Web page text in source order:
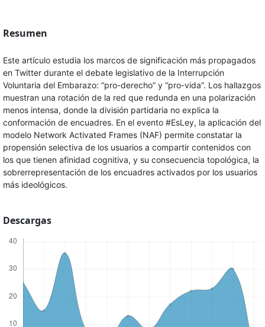
Resumen
Este artículo estudia los marcos de significación más propagados
en Twitter durante el debate legislativo de la Interrupción
Voluntaria del Embarazo: “pro-derecho” y “pro-vida”. Los hallazgos
muestran una rotación de la red que redunda en una polarización
menos intensa, donde la división partidaria no explica la
conformación de encuadres. En el evento #EsLey, la aplicación del
modelo Network Activated Frames (NAF) permite constatar la
propensión selectiva de los usuarios a compartir contenidos con
los que tienen afinidad cognitiva, y su consecuencia topológica, la
sobrerrepresentación de los encuadres activados por los usuarios
más ideológicos.
Descargas